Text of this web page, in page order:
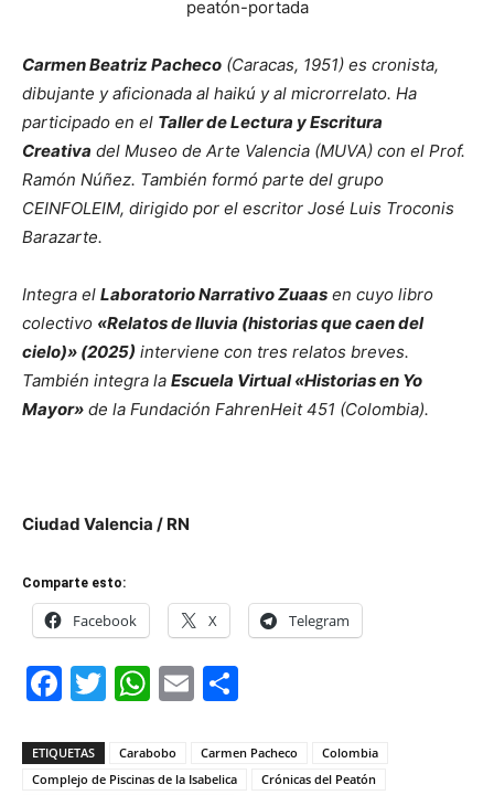
Carmen Beatriz Pacheco (Caracas, 1951) es cronista,
dibujante y aficionada al haikú y al microrrelato. Ha
participado en el Taller de Lectura y Escritura
Creativa del Museo de Arte Valencia (MUVA) con el Prof.
Ramón Núñez. También formó parte del grupo
CEINFOLEIM, dirigido por el escritor José Luis Troconis
Barazarte.
Integra el Laboratorio Narrativo Zuaas en cuyo libro
colectivo «Relatos de lluvia (historias que caen del
cielo)» (2025) interviene con tres relatos breves.
También integra la Escuela Virtual «Historias en Yo
Mayor» de la Fundación FahrenHeit 451 (Colombia).
Ciudad Valencia / RN
Comparte esto:
Facebook X Telegram
Facebook
Twitter
WhatsApp
Email
ETIQUETAS Carabobo Carmen Pacheco
Colombia
Complejo de Piscinas de la Isabelica
Crónicas del Peatón